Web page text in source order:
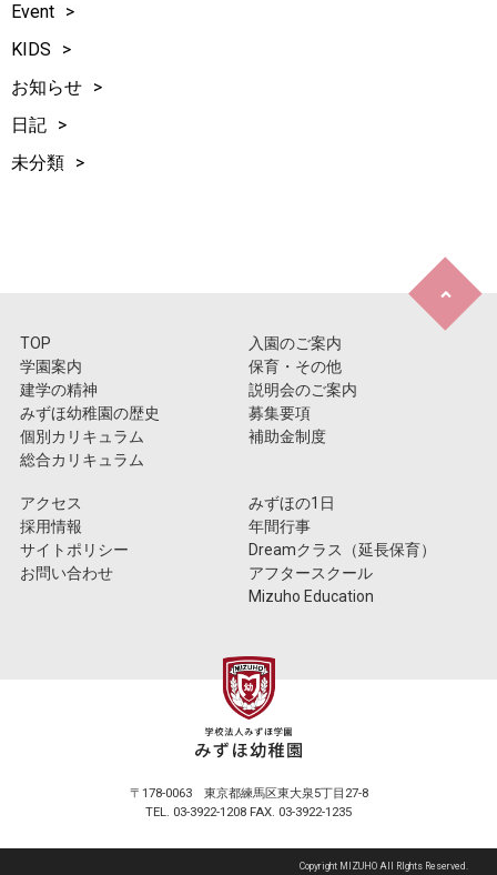
Event
KIDS
お知らせ
日記
未分類
TOP
学園案内
建学の精神
みずほ幼稚園の歴史
個別カリキュラム
総合カリキュラム
入園のご案内
保育・その他
説明会のご案内
募集要項
補助金制度
アクセス
採用情報
サイトポリシー
お問い合わせ
みずほの1日
年間行事
Dreamクラス（延長保育）
アフタースクール
Mizuho Education
〒178-0063 東京都練馬区東大泉5丁目27-8
TEL. 03-3922-1208 FAX. 03-3922-1235
Copyright MIZUHO All RIghts Reserved.